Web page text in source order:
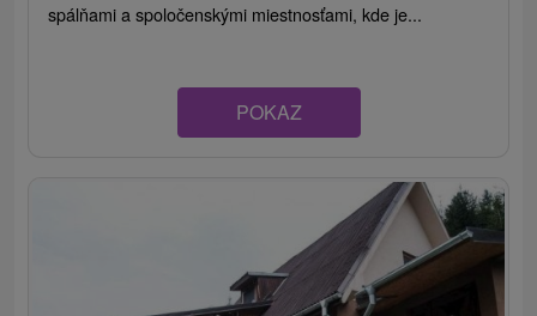
spálňami a spoločenskými miestnosťami, kde je...
POKAZ